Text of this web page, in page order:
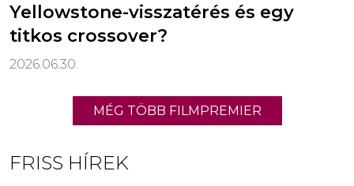
Yellowstone-visszatérés és egy
titkos crossover?
2026.06.30.
MÉG TÖBB FILMPREMIER
FRISS HÍREK